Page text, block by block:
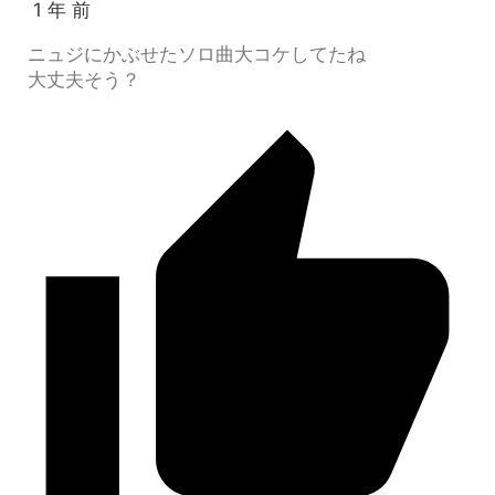
1 年 前
ニュジにかぶせたソロ曲大コケしてたね
大丈夫そう？